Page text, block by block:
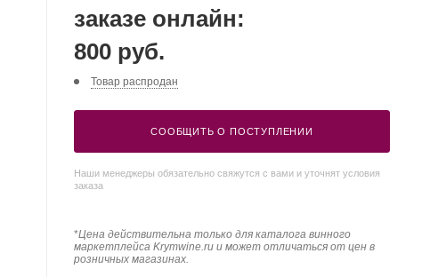
заказе онлайн:
800 руб.
Товар распродан
СООБЩИТЬ О ПОСТУПЛЕНИИ
Наши менеджеры обязательно свяжутся с вами и уточнят условия
заказа
*Цена действительна только для каталога винного
маркетплейса Krymwine.ru и может отличаться от цен в
розничных магазинах.